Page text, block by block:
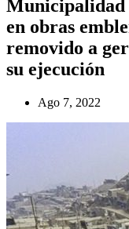
Municipalidad
en obras
removido a
su ejecución
Ago 7, 2022